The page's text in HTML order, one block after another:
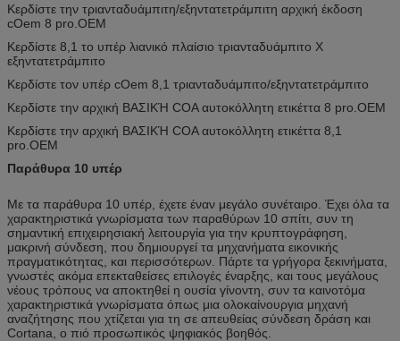
Κερδίστε την τριανταδυάμπιτη/εξηντατετράμπιτη αρχική έκδοση
cOem 8 pro.OEM
Κερδίστε 8,1 το υπέρ λιανικό πλαίσιο τριανταδυάμπιτο Χ
εξηντατετράμπιτο
Κερδίστε τον υπέρ cOem 8,1 τριανταδυάμπιτο/εξηντατετράμπιτο
Κερδίστε την αρχική ΒΑΣΙΚΉ COA αυτοκόλλητη ετικέττα 8 pro.OEM
Κερδίστε την αρχική ΒΑΣΙΚΉ COA αυτοκόλλητη ετικέττα 8,1
pro.OEM
Παράθυρα 10 υπέρ
Με τα παράθυρα 10 υπέρ, έχετε έναν μεγάλο συνέταιρο. Έχει όλα τα
χαρακτηριστικά γνωρίσματα των παραθύρων 10 σπίτι, συν τη
σημαντική επιχειρησιακή λειτουργία για την κρυπτογράφηση,
μακρινή σύνδεση, που δημιουργεί τα μηχανήματα εικονικής
πραγματικότητας, και περισσότερων. Πάρτε τα γρήγορα ξεκινήματα,
γνωστές ακόμα επεκταθείσες επιλογές έναρξης, και τους μεγάλους
νέους τρόπους να αποκτηθεί η ουσία γίνοντη, συν τα καινοτόμα
χαρακτηριστικά γνωρίσματα όπως μια ολοκαίνουργια μηχανή
αναζήτησης που χτίζεται για τη σε απευθείας σύνδεση δράση και
Cortana, ο πιό προσωπικός ψηφιακός βοηθός.